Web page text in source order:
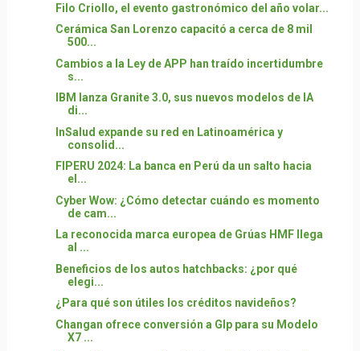
Filo Criollo, el evento gastronómico del año volar...
Cerámica San Lorenzo capacitó a cerca de 8 mil
500...
Cambios a la Ley de APP han traído incertidumbre
s...
IBM lanza Granite 3.0, sus nuevos modelos de IA
di...
InSalud expande su red en Latinoamérica y
consolid...
FIPERU 2024: La banca en Perú da un salto hacia
el...
Cyber Wow: ¿Cómo detectar cuándo es momento
de cam...
La reconocida marca europea de Grúas HMF llega
al ...
Beneficios de los autos hatchbacks: ¿por qué
elegi...
¿Para qué son útiles los créditos navideños?
Changan ofrece conversión a Glp para su Modelo
X7 ...